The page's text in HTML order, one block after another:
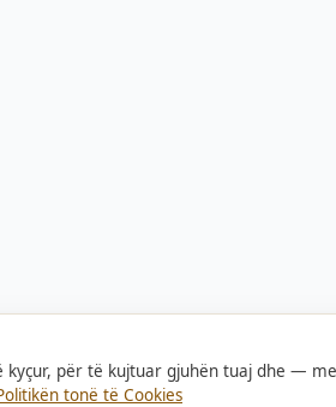
kyçur, për të kujtuar gjuhën tuaj dhe —
tonë të Cookies